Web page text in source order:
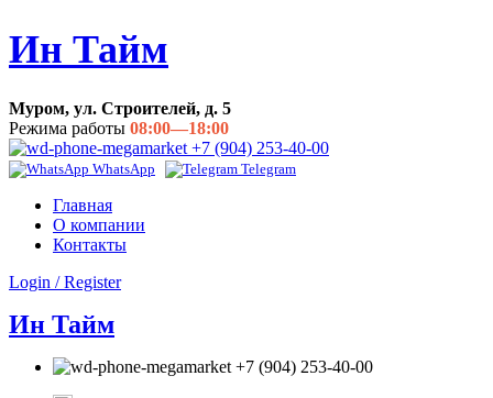
Ин Тайм
Муром, ул. Строителей, д. 5
Режима работы 08:00—18:00
+7 (904) 253-40-00
WhatsApp Telegram
Главная
О компании
Контакты
Login / Register
Ин Тайм
+7 (904) 253-40-00